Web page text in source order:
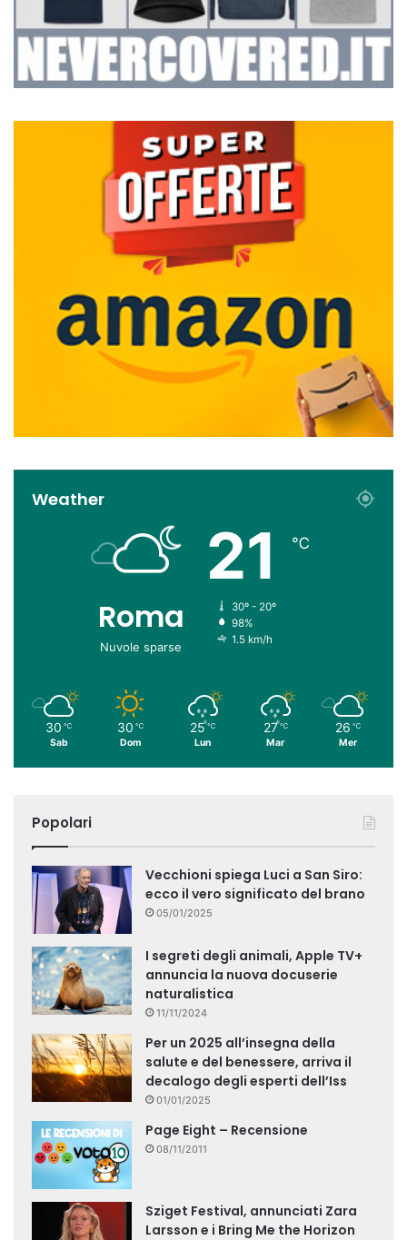
Weather
Roma
Nuvole sparse
21 ℃
30º - 20º
98%
1.5 km/h
30 ℃
Sab
30 ℃
Dom
25 ℃
Lun
27 ℃
Mar
26 ℃
Mer
Popolari
Vecchioni spiega Luci a San Siro:
ecco il vero significato del brano
05/01/2025
I segreti degli animali, Apple TV+
annuncia la nuova docuserie
naturalistica
11/11/2024
Per un 2025 all’insegna della
salute e del benessere, arriva il
decalogo degli esperti dell’Iss
01/01/2025
Page Eight – Recensione
08/11/2011
Sziget Festival, annunciati Zara
Larsson e i Bring Me the Horizon